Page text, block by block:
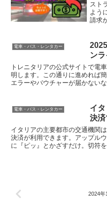
スト
よう
請求
に旅
しく
電車・バス・レンタカー
ン
トレニタリアの公式サイトで電
明します。この通りに進めれば
エラーやバウチャーが届かない
電車・バス・レンタカー
イ
決済
イタリアの主要都市の交通機関
決済が利用できます。アップル
に『ピッ』とかざすだけ。切符
2024年